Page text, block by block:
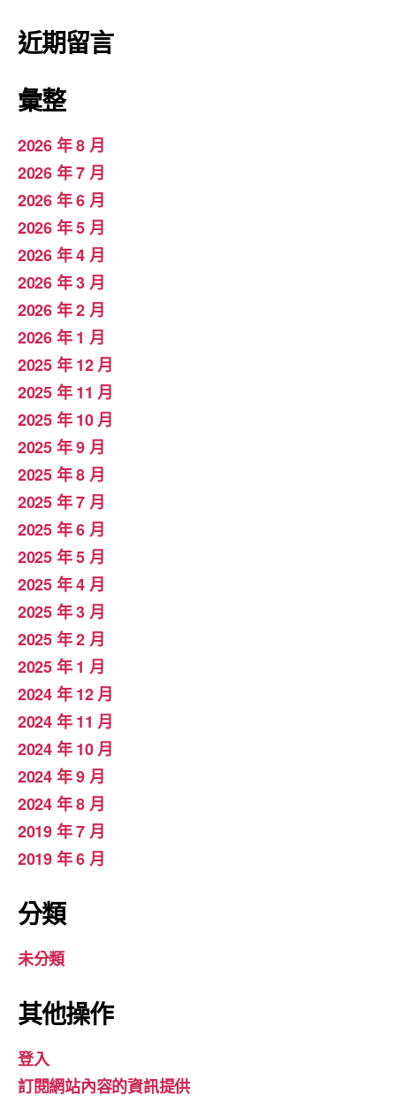
近期留言
彙整
2026 年 8 月
2026 年 7 月
2026 年 6 月
2026 年 5 月
2026 年 4 月
2026 年 3 月
2026 年 2 月
2026 年 1 月
2025 年 12 月
2025 年 11 月
2025 年 10 月
2025 年 9 月
2025 年 8 月
2025 年 7 月
2025 年 6 月
2025 年 5 月
2025 年 4 月
2025 年 3 月
2025 年 2 月
2025 年 1 月
2024 年 12 月
2024 年 11 月
2024 年 10 月
2024 年 9 月
2024 年 8 月
2019 年 7 月
2019 年 6 月
分類
未分類
其他操作
登入
訂閱網站內容的資訊提供